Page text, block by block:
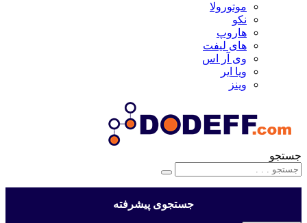
موتورولا
نکو
هاروپ
های لیفت
وی آر اس
ویا ایر
وینز
جستجو
جستجوی پیشرفته